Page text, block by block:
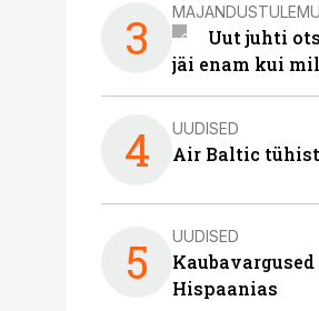
3
Uut juhti
jäi enam kui
4 UUDISED
Air Baltic
5 UUDISED
Hispaanias